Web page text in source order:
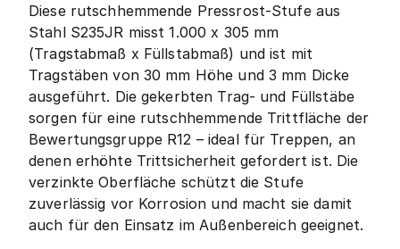
Diese rutschhemmende Pressrost-Stufe aus
Stahl S235JR misst 1.000 x 305 mm
(Tragstabmaß x Füllstabmaß) und ist mit
Tragstäben von 30 mm Höhe und 3 mm Dicke
ausgeführt. Die gekerbten Trag- und Füllstäbe
sorgen für eine rutschhemmende Trittfläche der
Bewertungsgruppe R12 – ideal für Treppen, an
denen erhöhte Trittsicherheit gefordert ist. Die
verzinkte Oberfläche schützt die Stufe
zuverlässig vor Korrosion und macht sie damit
auch für den Einsatz im Außenbereich geeignet.